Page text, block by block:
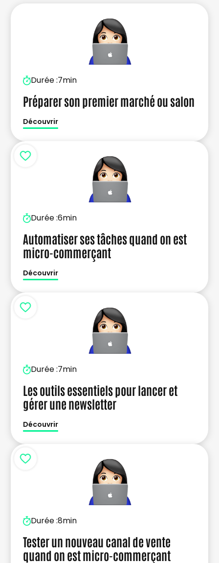
Durée :7min
Préparer son premier marché ou salon
Découvrir
Durée :6min
Automatiser ses tâches quand on est
micro-commerçant
Découvrir
Durée :7min
Les outils essentiels pour lancer et
gérer une newsletter
Découvrir
Durée :8min
Tester un nouveau canal de vente
quand on est micro-commerçant